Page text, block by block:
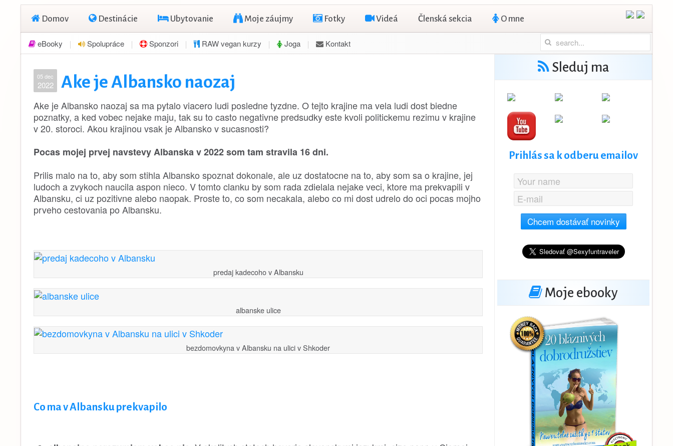
Domov Destinácie Ubytovanie Moje záujmy Fotky Videá Členská sekcia O mne
eBooky Spolupráce Sponzori RAW vegan kurzy Joga Kontakt
05 dec
2022 Ake je Albansko naozaj
Ake je Albansko naozaj sa ma pytalo viacero ludi posledne tyzdne. O tejto krajine ma vela ludi dost biedne
poznatky, a ked vobec nejake maju, tak su to casto negativne predsudky este kvoli politickemu rezimu v krajine
v 20. storoci. Akou krajinou vsak je Albansko v sucasnosti?
Pocas mojej prvej navstevy Albanska v 2022 som tam stravila 16 dni.
Prilis malo na to, aby som stihla Albansko spoznat dokonale, ale uz dostatocne na to, aby som sa o krajine, jej
ludoch a zvykoch naucila aspon nieco. V tomto clanku by som rada zdielala nejake veci, ktore ma prekvapili v
Albansku, ci uz pozitivne alebo naopak. Proste to, co som necakala, alebo co mi dost udrelo do oci pocas mojho
prveho cestovania po Albansku.
predaj kadecoho v Albansku
albanske ulice
bezdomovkyna v Albansku na ulici v Shkoder
Co ma v Albansku prekvapilo
Sleduj ma
Prihlás sa k odberu emailov
Chcem dostávať novinky
Moje ebooky